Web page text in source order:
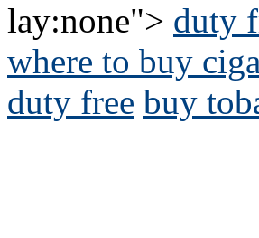
lay:none"> duty
where to buy
duty free buy